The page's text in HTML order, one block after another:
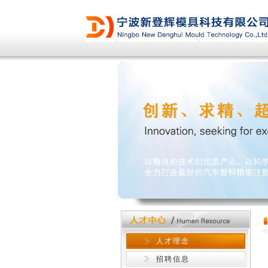
人才理念
招聘信息